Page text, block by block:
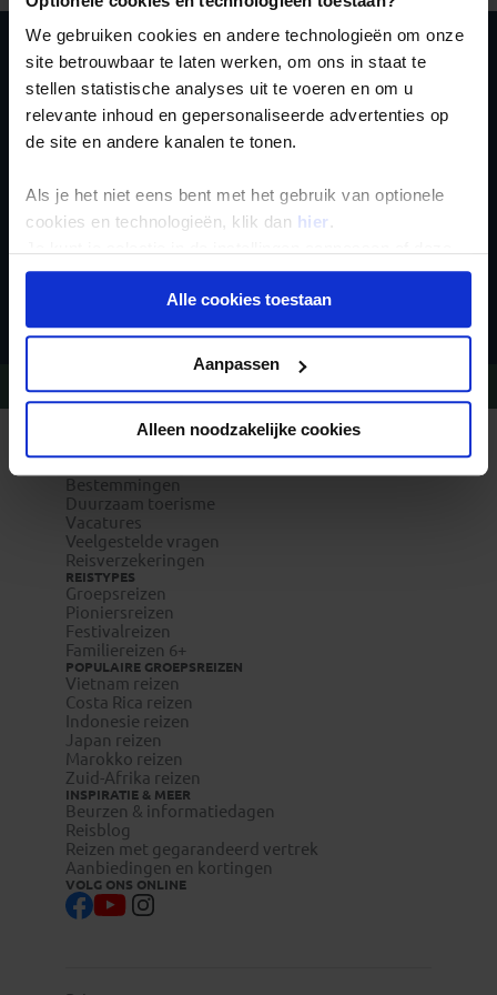
We gebruiken cookies en andere technologieën om onze
site betrouwbaar te laten werken, om ons in staat te
stellen statistische analyses uit te voeren en om u
relevante inhoud en gepersonaliseerde advertenties op
de site en andere kanalen te tonen.
Als je het niet eens bent met het gebruik van optionele
cookies en technologieën, klik dan hier .
onder aan de pagina op elk gewenst moment voor de
toekomst wijzigen.Alle cookies toestaan
Aanpassen
Alleen noodzakelijke cookies
Schrijf je in voor de
nieuwsbrief
Vragen?Bel 020-7887700
Bestemmingen
Duurzaam toerisme
Vacatures
Veelgestelde vragen
Reisverzekeringen
REISTYPES
Groepsreizen
Pioniersreizen
Festivalreizen
Familiereizen 6+
POPULAIRE GROEPSREIZEN
Vietnam reizen
Costa Rica reizen
Indonesie reizen
Japan reizen
Marokko reizen
Zuid-Afrika reizen
INSPIRATIE & MEER
Beurzen & informatiedagen
Reisblog
Reizen met gegarandeerd vertrek
Aanbiedingen en kortingen
VOLG ONS ONLINE